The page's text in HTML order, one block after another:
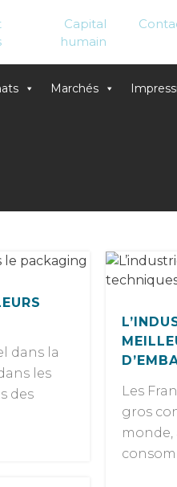
Capital
humain
Marchés
dans la
les
des
Les
gros
monde,